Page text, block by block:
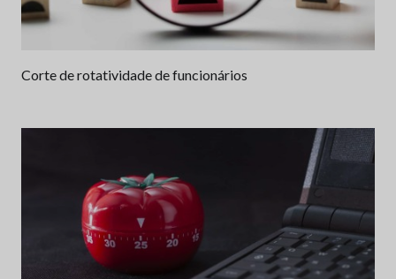
Corte de rotatividade de funcionários